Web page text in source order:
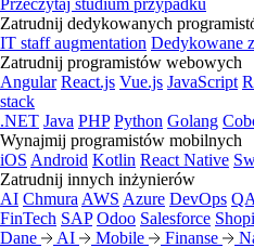
Przeczytaj studium przypadku
Zatrudnij dedykowanych
IT staff augmentation Dedykowane
Zatrudnij programistów webowych
Angular React.js Vue.js JavaScript
stack
.NET Java PHP Python Golang
Wynajmij programistów mobilnych
iOS Android Kotlin React Native
Zatrudnij innych inżynierów
AI Chmura AWS Azure DevOps QA
FinTech SAP Odoo Salesforce
Dane
AI Mobile Finanse